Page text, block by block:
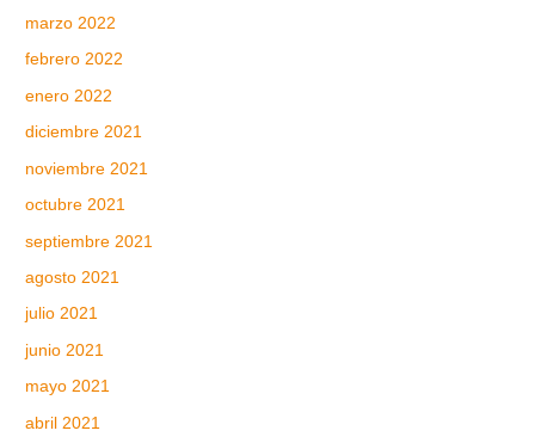
marzo 2022
febrero 2022
enero 2022
diciembre 2021
noviembre 2021
octubre 2021
septiembre 2021
agosto 2021
julio 2021
junio 2021
mayo 2021
abril 2021